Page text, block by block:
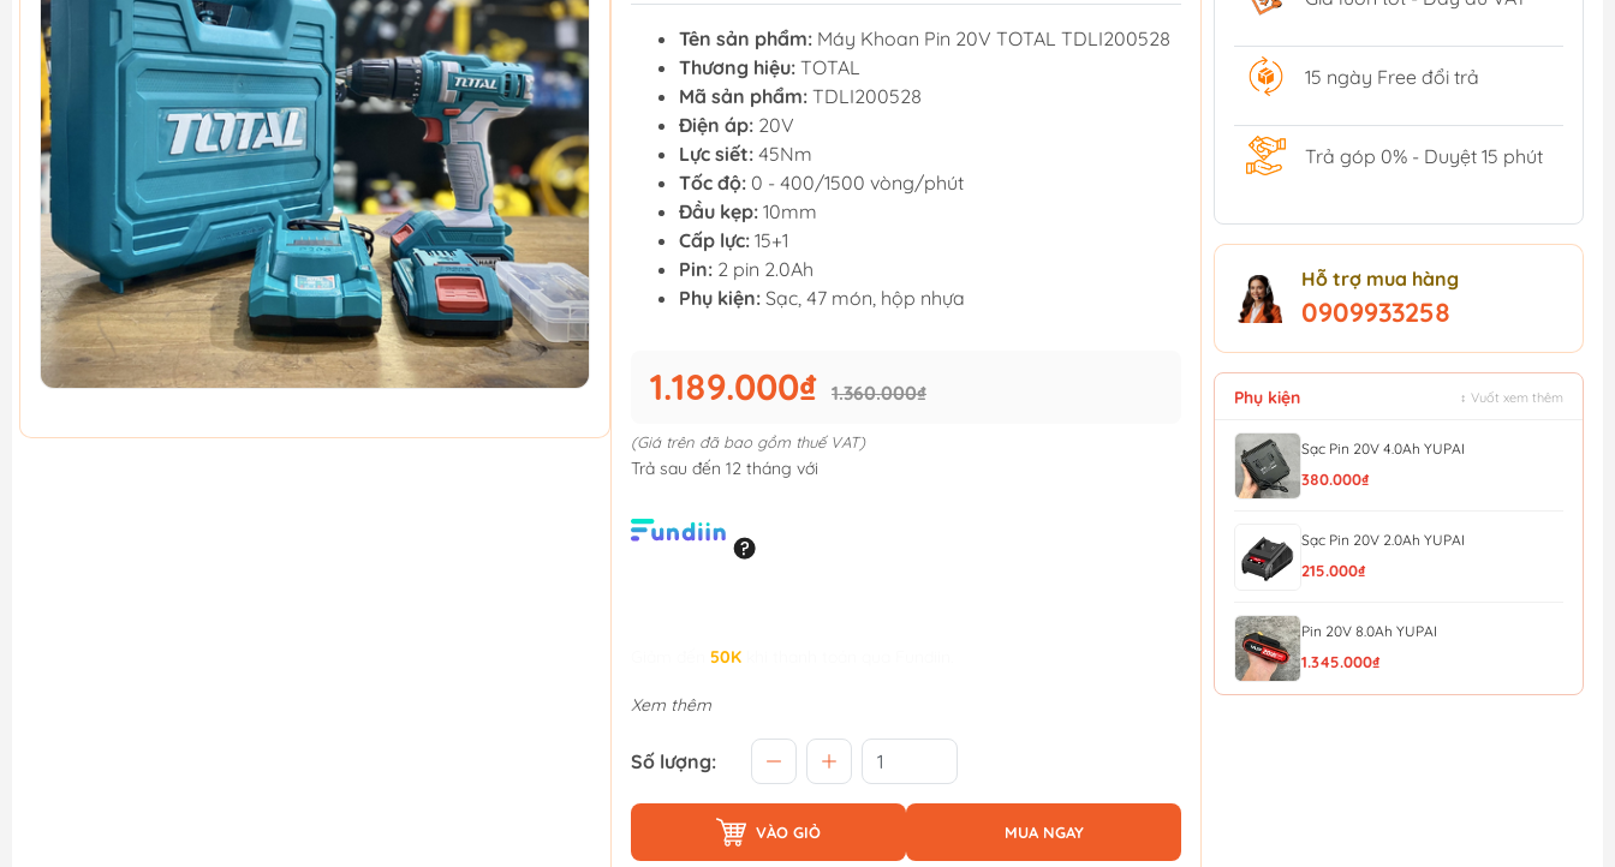
Tên sản phẩm: Máy Khoan Pin 20V TOTAL TDLI200528
Thương hiệu: TOTAL
Mã sản phẩm: TDLI200528
Điện áp: 20V
Lực siết: 45Nm
Tốc độ: 0 - 400/1500 vòng/phút
Đầu kẹp: 10mm
Cấp lực: 15+1
Pin: 2 pin 2.0Ah
Phụ kiện: Sạc, 47 món, hộp nhựa
1.189.000₫ 1.360.000₫
(Giá trên đã bao gồm thuế VAT)
Trả sau đến 12 tháng với
50K
Xem thêm
Số lượng:
VÀO GIỎ MUA NGAY
15 ngày Free đổi trả
Trả góp 0% - Duyệt 15 phút
Hỗ trợ mua hàng
0909933258
Phụ kiện ↕ Vuốt xem thêm
Sạc Pin 20V 4.0Ah YUPAI
380.000₫
Sạc Pin 20V 2.0Ah YUPAI
215.000₫
Pin 20V 8.0Ah YUPAI
1.345.000₫